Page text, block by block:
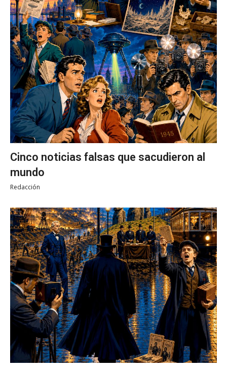
Cinco noticias falsas que sacudieron al
mundo
Redacción